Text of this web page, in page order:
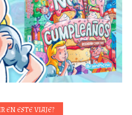
EN ESTE VIAJE?